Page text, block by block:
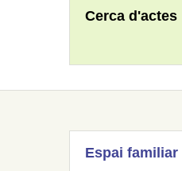
Cerca d'actes
Espai familiar